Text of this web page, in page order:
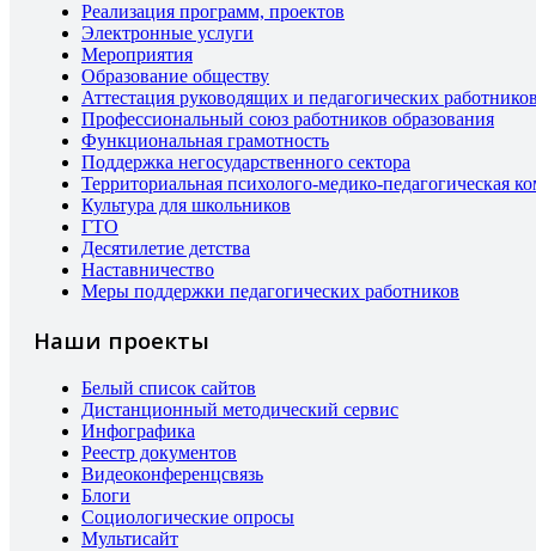
Реализация программ, проектов
Электронные услуги
Мероприятия
Образование обществу
Аттестация руководящих и педагогических работников
Профессиональный союз работников образования
Функциональная грамотность
Поддержка негосударственного сектора
Территориальная психолого-медико-педагогическая
Культура для школьников
ГТО
Десятилетие детства
Наставничество
Меры поддержки педагогических работников
Наши проекты
Белый список сайтов
Дистанционный методический сервис
Инфографика
Реестр документов
Видеоконференцсвязь
Блоги
Социологические опросы
Мультисайт